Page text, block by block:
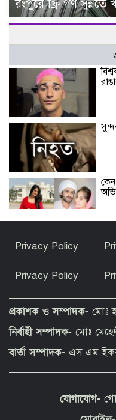
রংপুরে ফ্রি গণ সুন্নতে
Privacy Policy
Privacy Policy
প্রকাশক ও সম্পাদক- মোঃ
নির্বাহী সম্পাদক- মোঃ
বার্তা সম্পাদক- এস এম
যোগাযোগ-